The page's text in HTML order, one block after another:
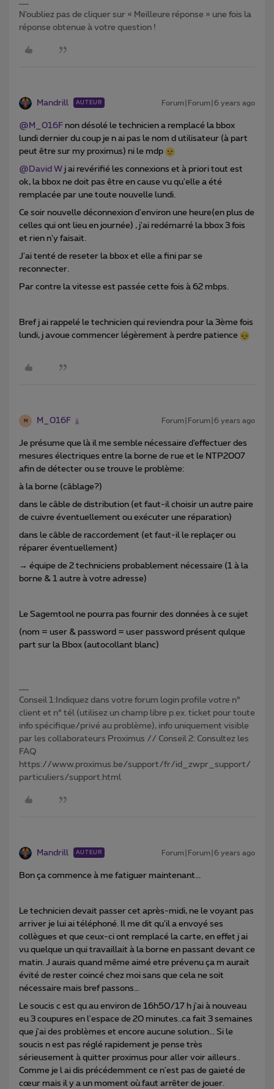
N’oubliez pas de cliquer sur « Meilleure réponse » une fois la
réponse obtenue à votre question !
Mandrill AUTEUR Forum|Forum|6 years ago
@M_016F non désolé le technicien a remplacé la bbox
lundi dernier du coup je n ai pas le nom d utilisateur (à part
peut être sur my proximus) ni le mdp
@David W j ai revérifié les connexions et à priori tout est
ok, la bbox ne doit pas être en cause vu qu'elle a été
remplacée par une toute nouvelle lundi.
Ce soir nouvelle déconnexion d'environ une heure(en plus de
celles qui ont lieu en journée) , j'ai redémarré la bbox 3 fois
et rien n'y faisait.
J'ai tenté de reseter la bbox et elle a fini par se
reconnecter.
Par contre la vitesse est passée cette fois à 62 mbps.
Bref j ai rappelé le technicien qui reviendra pour la 3ème fois
lundi, j avoue commencer légèrement à perdre patience
M M_016F Forum|Forum|6 years ago
Je présume que là il me semble nécessaire d’effectuer des
mesures électriques entre la borne de rue et le NTP2007
afin de détecter ou se trouve le problème:
à la borne (câblage?)
dans le câble de distribution (et faut-il choisir un autre paire
de cuivre éventuellement ou exécuter une réparation)
dans le câble de raccordement (et faut-il le replaçer ou
réparer éventuellement)
→ équipe de 2 techniciens probablement nécessaire (1 à la
borne & 1 autre à votre adresse)
Le Sagemtool ne pourra pas fournir des données à ce sujet
(nom = user & password = user password présent qulque
part sur la Bbox (autocollant blanc)
Conseil 1:Indiquez dans votre forum login profile votre n°
client et n° tél (utilisez un champ libre p.ex. ticket pour toute
info spécifique/privé au problème), info uniquement visible
par les collaborateurs Proximus // Conseil 2: Consultez les
FAQ
https://www.proximus.be/support/fr/id_zwpr_support/
particuliers/support.html
Mandrill AUTEUR Forum|Forum|6 years ago
Bon ça commence à me fatiguer maintenant...
Le technicien devait passer cet après-midi, ne le voyant pas
arriver je lui ai téléphoné. Il me dit qu'il a envoyé ses
collègues et que ceux-ci ont remplacé la carte, en effet j ai
vu quelque un qui travaillait à la borne en passant devant ce
matin. J aurais quand même aimé etre prévenu ça m aurait
évité de rester coincé chez moi sans que cela ne soit
nécessaire mais bref passons…
Le soucis c est qu au environ de 16h50/17 h j'ai à nouveau
eu 3 coupures en l'espace de 20 minutes..ca fait 3 semaines
que j'ai des problèmes et encore aucune solution... Si le
soucis n est pas réglé rapidement je pense très
sérieusement à quitter proximus pour aller voir ailleurs..
Comme je l ai dis précédemment ce n'est pas de gaieté de
cœur mais il y a un moment où faut arrêter de jouer.